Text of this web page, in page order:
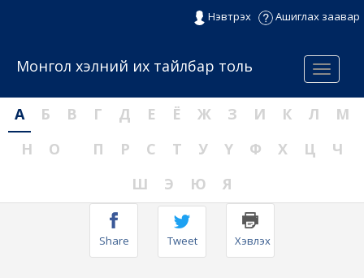
Нэвтрэх Ашиглах заавар
Menu
Монгол хэлний их тайлбар толь
А Б В Г Д Е Ё Ж З И К Л
М
Н
О П Р С Т У Ү Ф Х Ц
Ч
Ш
Э Ю Я
Share Tweet Хэвлэх